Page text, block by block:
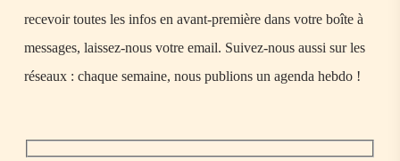
recevoir toutes les infos en avant-première dans votre boîte à
messages, laissez-nous votre email. Suivez-nous aussi sur les
réseaux : chaque semaine, nous publions un agenda hebdo !